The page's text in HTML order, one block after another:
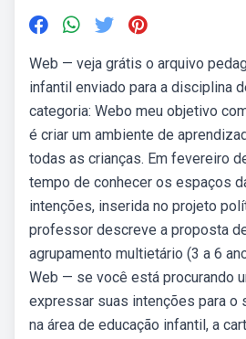
Web — veja grátis o arquivo
infantil enviado para a disciplina
categoria: Webo meu objetivo
é criar um ambiente de
todas as crianças. Em fevereiro
tempo de conhecer os espaços
intenções, inserida no projeto
professor descreve a proposta
agrupamento multietário (3 a 6
Web — se você está procurando
expressar suas intenções para o
na área de educação infantil, a